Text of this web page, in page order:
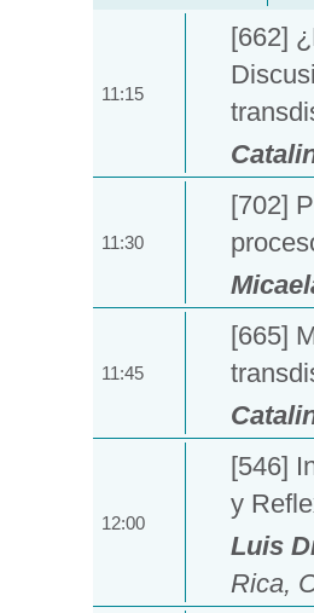
11:15
[662]
11:30
[702]
11:45
[665]
12:00
[546]
y
Luis
Rica,